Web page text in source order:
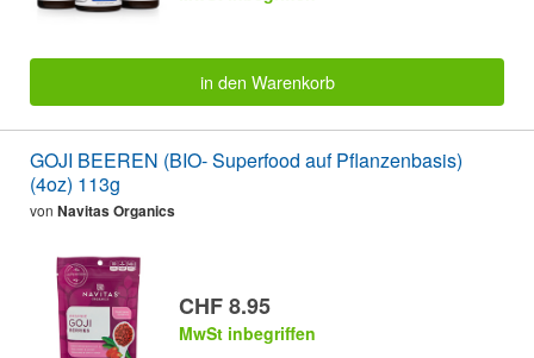
in den Warenkorb
GOJI BEEREN (BIO- Superfood auf Pflanzenbasis)
(4oz) 113g
von Navitas Organics
CHF 8.95
MwSt inbegriffen